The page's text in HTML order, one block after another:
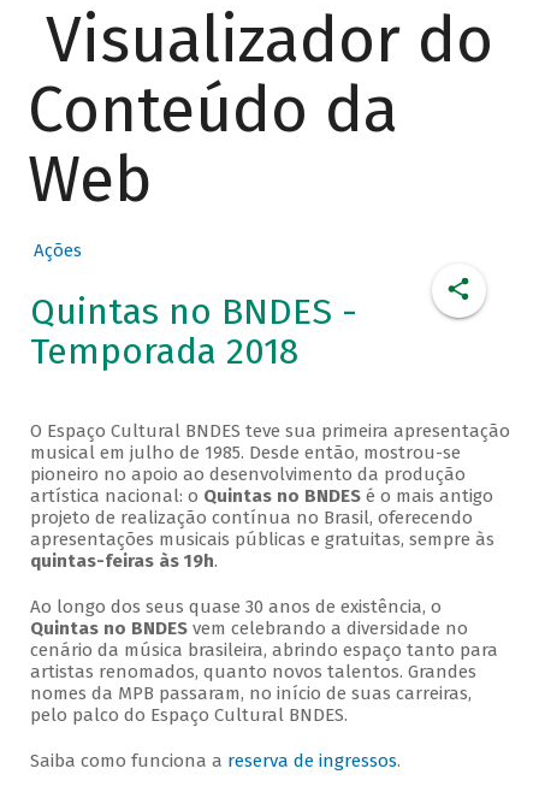
Visualizador do
Conteúdo da
Web
Ações
Quintas no BNDES -
Temporada 2018
O Espaço Cultural BNDES teve sua primeira apresentação
musical em julho de 1985. Desde então, mostrou-se
pioneiro no apoio ao desenvolvimento da produção
artística nacional: o Quintas no BNDESé o mais antigo
projeto de realização contínua no Brasil, oferecendo
apresentações musicais públicas e gratuitas, sempre às
quintas-feiras às 19h.
Ao longo dos seus quase 30 anos de existência, o
Quintas no BNDESvem celebrando a diversidade no
cenário da música brasileira, abrindo espaço tanto para
artistas renomados, quanto novos talentos. Grandes
nomes da MPB passaram, no início de suas carreiras,
pelo palco do Espaço Cultural BNDES.
Saiba como funciona a reserva de ingressos.